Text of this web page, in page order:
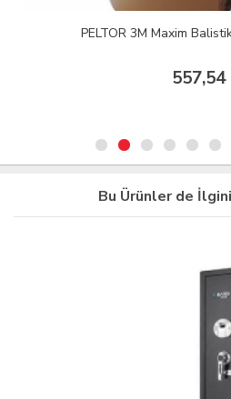
PELTOR 3M Maxim
557,54
Bu Ürünler de